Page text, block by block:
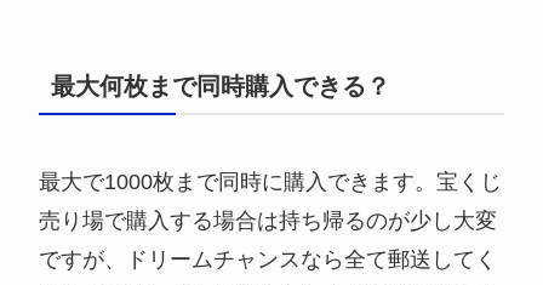
最大何枚まで同時購入できる？
最大で1000枚まで同時に購入できます。宝くじ
売り場で購入する場合は持ち帰るのが少し大変
ですが、ドリームチャンスなら全て郵送してく